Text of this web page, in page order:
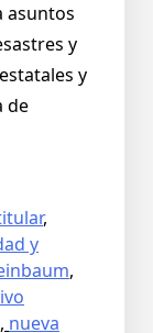
asuntos
y
y
de
,
y
,
, nueva